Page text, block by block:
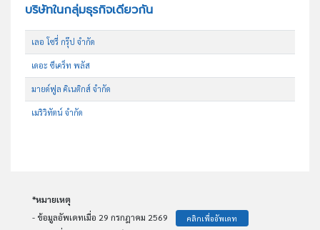
บริษัทในกลุ่มธุรกิจเดียวกัน
เลอ โซรี่ กรุ๊ป จำกัด
เดอะ ซีเคร็ท พลัส
มายด์ฟูล คิเนติกส์ จำกัด
เมริวิทัตน์ จำกัด
*หมายเหตุ
- ข้อมูลอัพเดทเมื่อ 29 กรกฎาคม 2569
คลิกเพื่ออัพเดท